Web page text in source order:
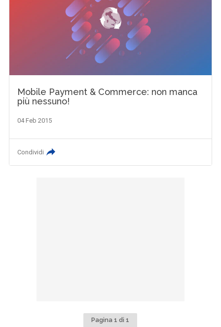
Mobile Payment & Commerce: non manca
più nessuno!
04 Feb 2015
Condividi
Pagina 1 di 1